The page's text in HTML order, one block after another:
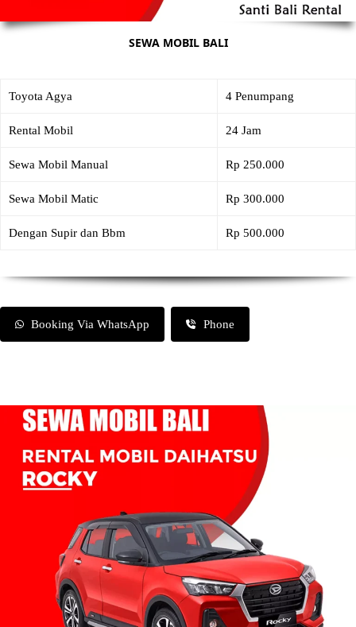
SEWA MOBIL BALI
Toyota Agya 4 Penumpang
Rental Mobil 24 Jam
Sewa Mobil Manual Rp 250.000
Sewa Mobil Matic Rp 300.000
Dengan Supir dan Bbm Rp 500.000
Booking Via WhatsApp Phone